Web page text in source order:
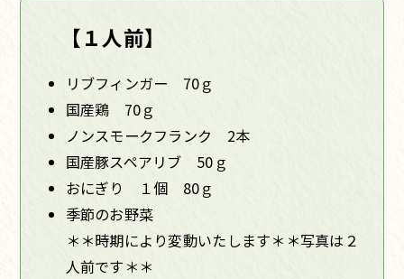
【１人前】
リブフィンガー 70ｇ
国産鶏 70ｇ
ノンスモークフランク 2本
国産豚スペアリブ 50ｇ
おにぎり １個 80ｇ
季節のお野菜
＊＊時期により変動いたします＊＊写真は２
人前です＊＊